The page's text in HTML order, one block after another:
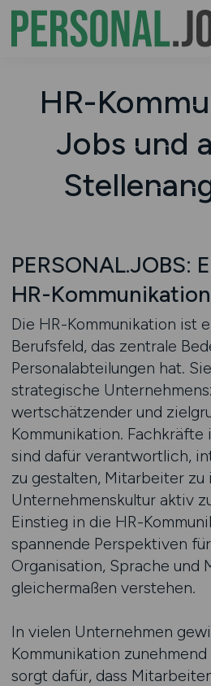
HR-
Jobs und
PERSONAL.JOBS:
HR-Kommunikation
Die HR-Kommunikation ist
Berufsfeld, das zentrale
Personalabteilungen hat.
strategische
wertschätzender und
Kommunikation. Fachkräfte
sind dafür verantwortlich,
zu gestalten, Mitarbeiter
Unternehmenskultur aktiv
Einstieg in die HR-
spannende Perspektiven
Organisation, Sprache und
gleichermaßen verstehen.
In vielen Unternehmen
Kommunikation
sorgt dafür, dass